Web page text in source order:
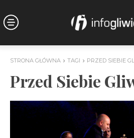
STRONA GŁÓWNA TAGI PRZED SIEBIE
Przed Siebie